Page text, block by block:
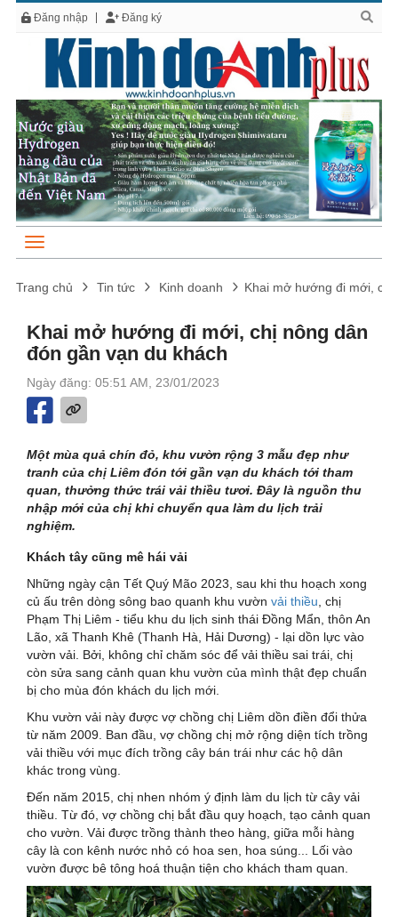
Đăng nhập Đăng ký
Trang chủ Tin tức Kinh doanh Khai mở hướng đi mới,
Khai mở hướng đi mới, chị nông dân
đón gần vạn du khách
Ngày đăng: 05:51 AM, 23/01/2023
Một mùa quả chín đỏ, khu vườn rộng 3 mẫu đẹp như
tranh của chị Liêm đón tới gần vạn du khách tới tham
quan, thưởng thức trái vải thiều tươi. Đây là nguồn thu
nhập mới của chị khi chuyển qua làm du lịch trải
nghiệm.
Khách tây cũng mê hái vải
Những ngày cận Tết Quý Mão 2023, sau khi thu hoạch xong
củ ấu trên dòng sông bao quanh khu vườn vải thiều , chị
Phạm Thị Liêm - tiểu khu du lịch sinh thái Đồng Mẩn, thôn An
Lão, xã Thanh Khê (Thanh Hà, Hải Dương) - lại dồn lực vào
vườn vải. Bởi, không chỉ chăm sóc để vải thiều sai trái, chị
còn sửa sang cảnh quan khu vườn của mình thật đẹp chuẩn
bị cho mùa đón khách du lịch mới.
Khu vườn vải này được vợ chồng chị Liêm dồn điền đổi thửa
từ năm 2009. Ban đầu, vợ chồng chị mở rộng diện tích trồng
vải thiều với mục đích trồng cây bán trái như các hộ dân
khác trong vùng.
Đến năm 2015, chị nhen nhóm ý định làm du lịch từ cây vải
thiều. Từ đó, vợ chồng chị bắt đầu quy hoạch, tạo cảnh quan
cho vườn. Vải được trồng thành theo hàng, giữa mỗi hàng
cây là con kênh nước nhỏ có hoa sen, hoa súng... Lối vào
vườn được bê tông hoá thuận tiện cho khách tham quan.